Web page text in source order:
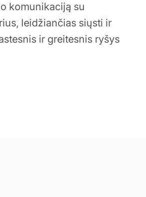
komunikaciją su
leidžiančias siųsti ir
ir greitesnis ryšys